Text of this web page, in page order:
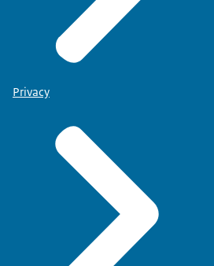
Privacy